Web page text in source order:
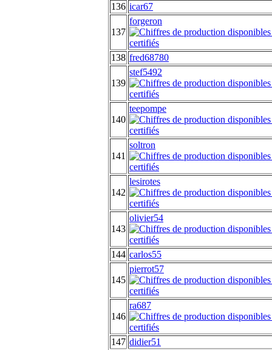
136 icar67
137
forgeron
138 fred68780
139
stef5492
140
teepompe
141
soltron
142
lesirotes
143
olivier54
144 carlos55
145
pierrot57
146
ra687
147 didier51